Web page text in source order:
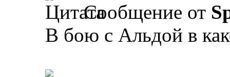
Сообщение от
В бою с Альдой в